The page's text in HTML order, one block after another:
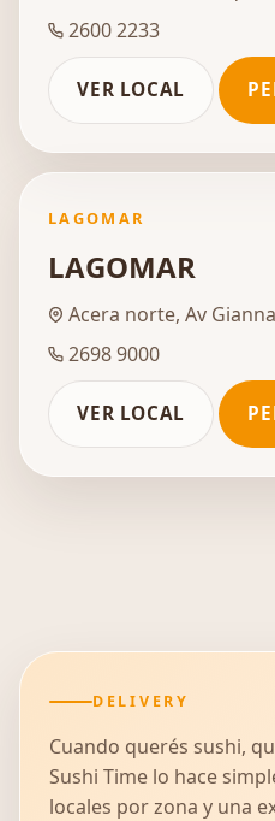
2600 2233
VER LOCAL
LAGOMAR
LAGOMAR
Acera norte, Av
2698 9000
VER LOCAL
DELIVERY
Cuando querés sushi,
Sushi Time lo hace
locales por zona y una